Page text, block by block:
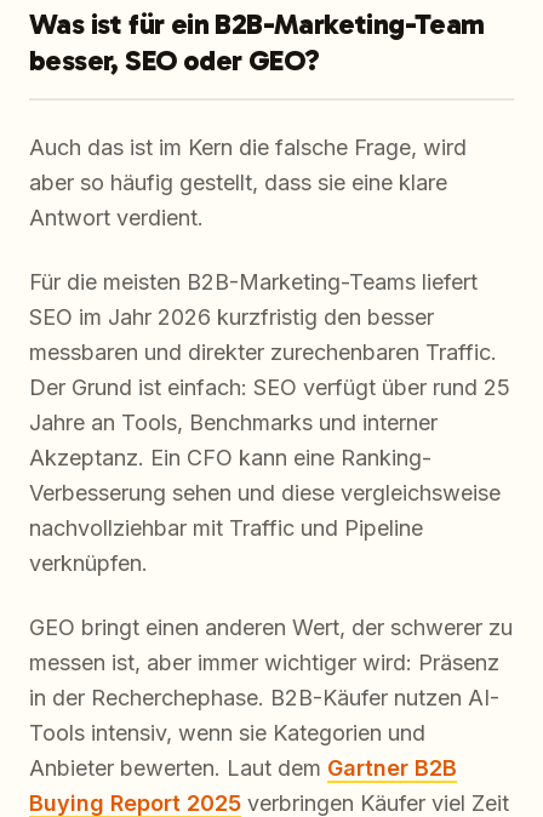
Was ist für ein B2B-Marketing-Team
besser, SEO oder GEO?
Auch das ist im Kern die falsche Frage, wird
aber so häufig gestellt, dass sie eine klare
Antwort verdient.
Für die meisten B2B-Marketing-Teams liefert
SEO im Jahr 2026 kurzfristig den besser
messbaren und direkter zurechenbaren Traffic.
Der Grund ist einfach: SEO verfügt über rund 25
Jahre an Tools, Benchmarks und interner
Akzeptanz. Ein CFO kann eine Ranking-
Verbesserung sehen und diese vergleichsweise
nachvollziehbar mit Traffic und Pipeline
verknüpfen.
GEO bringt einen anderen Wert, der schwerer zu
messen ist, aber immer wichtiger wird: Präsenz
in der Recherchephase. B2B-Käufer nutzen AI-
Tools intensiv, wenn sie Kategorien und
Anbieter bewerten. Laut dem Gartner B2B
Buying Report 2025 verbringen Käufer viel Zeit